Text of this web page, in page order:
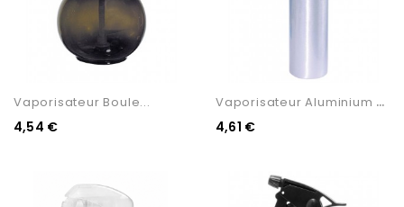
Vaporisateur Boule...
4,54 €
V
Aporisateur Aluminium 280ml
4,61 €